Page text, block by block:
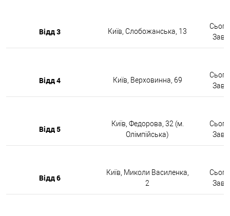
Відд 3 Київ, Слобожанська, 13
Відд 4 Київ, Верховинна, 69
Відд 5
Київ, Федорова, 32 (м.
Олімпійська)
Відд 6
Київ, Миколи Василенка,
2